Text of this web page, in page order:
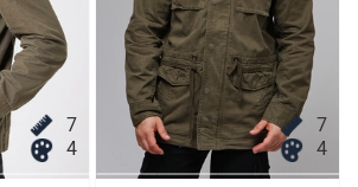
7
4
7
4